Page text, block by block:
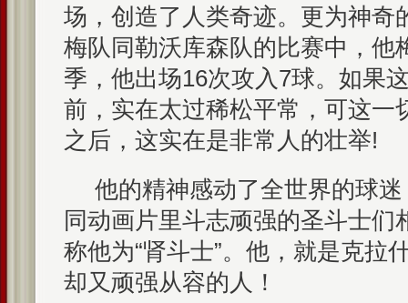
场，创造了人类奇迹。更为神奇
梅队同勒沃库森队的比赛中，他
季，他出场16次攻入7球。如果
前，实在太过稀松平常，可这一
之后，这实在是非常人的壮举!
他的精神感动了全世界的球
同动画片里斗志顽强的圣斗士们
称他为“肾斗士”。他，就是克拉
却又顽强从容的人！